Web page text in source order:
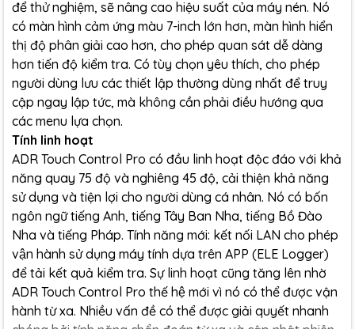
để thử nghiệm, sẽ nâng cao hiệu suất của máy nén. Nó
có màn hình cảm ứng màu 7-inch lớn hơn, màn hình hiển
thị độ phân giải cao hơn, cho phép quan sát dễ dàng
hơn tiến độ kiểm tra. Có tùy chọn yêu thích, cho phép
người dùng lưu các thiết lập thường dùng nhất để truy
cập ngay lập tức, mà không cần phải điều hướng qua
các menu lựa chọn.
Tính linh hoạt
ADR Touch Control Pro có đầu linh hoạt độc đáo với khả
năng quay 75 độ và nghiêng 45 độ, cải thiện khả năng
sử dụng và tiện lợi cho người dùng cá nhân. Nó có bốn
ngôn ngữ tiếng Anh, tiếng Tây Ban Nha, tiếng Bồ Đào
Nha và tiếng Pháp. Tính năng mới: kết nối LAN cho phép
vận hành sử dụng máy tính dựa trên APP (ELE Logger)
để tải kết quả kiểm tra. Sự linh hoạt cũng tăng lên nhờ
ADR Touch Control Pro thế hệ mới vì nó có thể được vận
hành từ xa. Nhiều vấn đề có thể được giải quyết nhanh